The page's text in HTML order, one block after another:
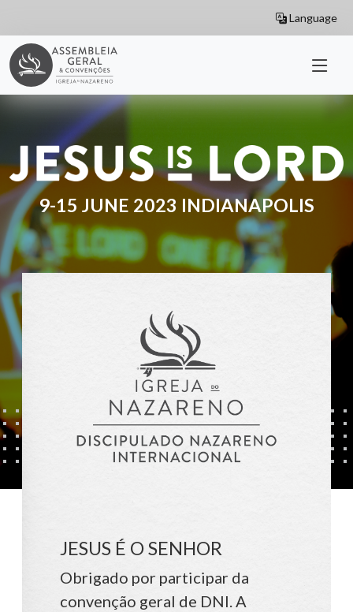
Language
9-15 JUNE 2023 INDIANAPOLIS
JESUS É O SENHOR
Obrigado por participar da
convenção geral de DNI. A